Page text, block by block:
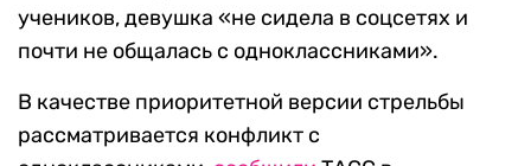
учеников, девушка «не сидела в соцсетях и
почти не общалась с одноклассниками».
В качестве приоритетной версии стрельбы
рассматривается конфликт с